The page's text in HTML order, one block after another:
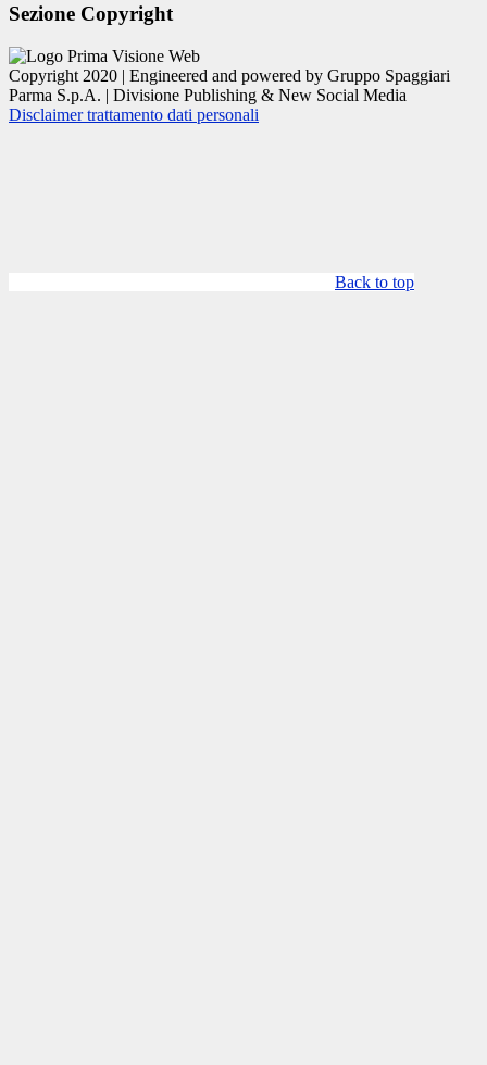
Sezione Copyright
Copyright 2020 | Engineered and powered by Gruppo Spaggiari
Parma S.p.A. | Divisione Publishing & New Social Media
Disclaimer trattamento dati personali
Back to top